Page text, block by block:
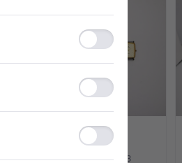
TRE LORUS
ARMBANDSUR.
Klubbades 28 apr 2023
Functionality
storage
Statistics
storage
Ad
storage